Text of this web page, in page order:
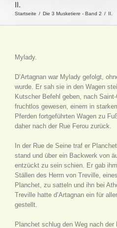
II.
Startseite Die 3 Musketiere - Band 2 II.
Mylady.
D’Artagnan war Mylady gefolgt,
wurde. Er sah sie in den Wagen
Kutscher Befehl geben, nach
fruchtlos gewesen, einem in
Pferden fortgeführten Wagen zu
daher nach der Rue Ferou zurück.
In der Rue de Seine traf er
stand und über ein Backwerk von
entzückt zu sein schien. Er gab
Ställen des Herrn von Treville,
Planchet, zu satteln und ihn bei
Treville hatte d’Artagnan ein für
gestellt.
Planchet schlug den Weg nach der